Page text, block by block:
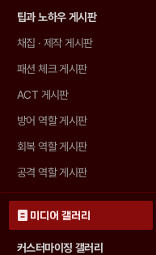
팁과 노하우 게시판
채집 · 제작 게시판
패션 체크 게시판
ACT 게시판
방어 역할 게시판
회복 역할 게시판
공격 역할 게시판
미디어 갤러리
커스터마이징 갤러리